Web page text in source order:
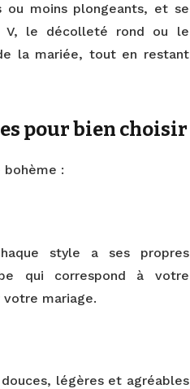
moins plongeants, et se
V, le décolleté rond ou le
la mariée, tout en restant
pour bien choisir
:
style a ses propres
qui correspond à votre
votre mariage.
légères et agréables